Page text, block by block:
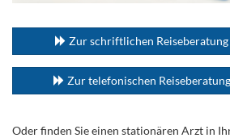
Zur schriftlichen
Zur telefonischen
Oder finden Sie einen stationären Arzt in